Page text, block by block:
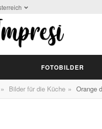
FOTOBILDER
» Bilder für die Küche » Orange